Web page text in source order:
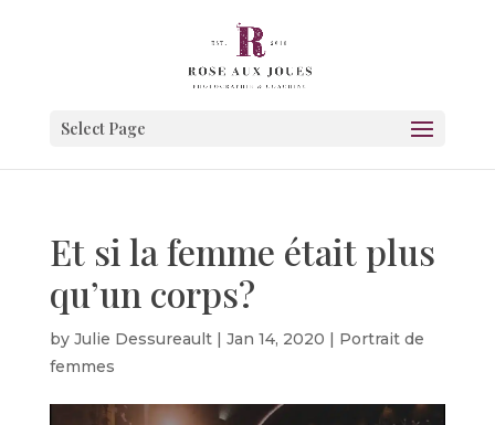
Select Page
Et si la femme était plus
qu’un corps?
by Julie Dessureault| Jan 14, 2020 | Portrait de
femmes